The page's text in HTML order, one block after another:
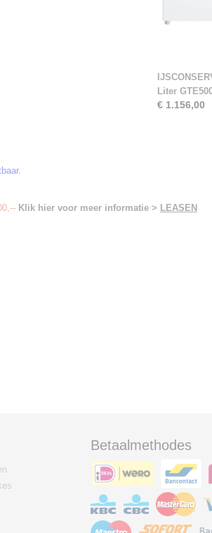
Liter
€ 1.156,00
Klik hier voor meer informatie > LEASEN
Betaalmethodes